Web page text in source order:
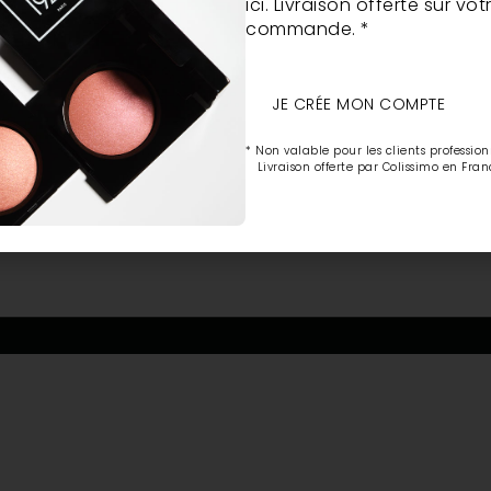
commande. *
JE CRÉE MON COMPTE
* Non valable pour les clients
Livraison offerte par Colissimo en